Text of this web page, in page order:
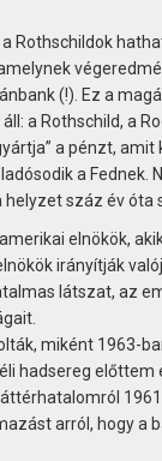
Roth­schildok
(!). Ez a
a Rothschild, a
a pénzt,
a Fednek.
száz év óta
elnökök,
irányítják
látszat, az
miként 1963-
hadsereg
arról, hogy a